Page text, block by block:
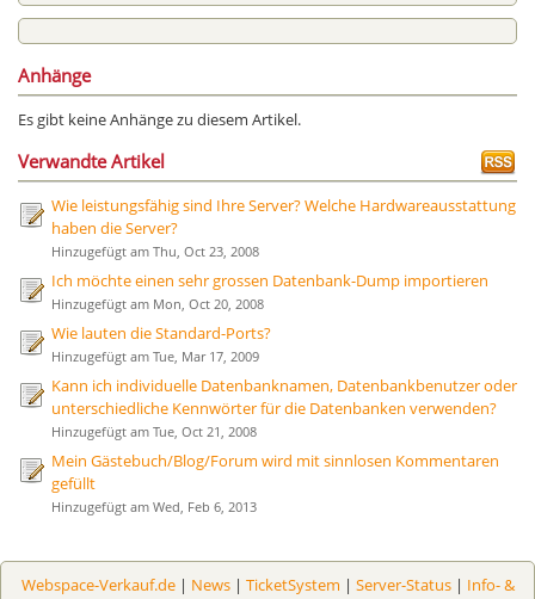
Anhänge
Es gibt keine Anhänge zu diesem Artikel.
Verwandte Artikel
Wie leistungsfähig sind Ihre Server? Welche Hardwareausstattung
haben die Server?
Hinzugefügt am Thu, Oct 23, 2008
Ich möchte einen sehr grossen Datenbank-Dump importieren
Hinzugefügt am Mon, Oct 20, 2008
Wie lauten die Standard-Ports?
Hinzugefügt am Tue, Mar 17, 2009
Kann ich individuelle Datenbanknamen, Datenbankbenutzer oder
unterschiedliche Kennwörter für die Datenbanken verwenden?
Hinzugefügt am Tue, Oct 21, 2008
Mein Gästebuch/Blog/Forum wird mit sinnlosen Kommentaren
gefüllt
Hinzugefügt am Wed, Feb 6, 2013
Webspace-Verkauf.de| News| TicketSystem | Server-Status| Info- &